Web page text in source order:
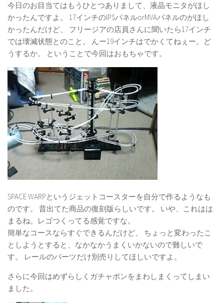
今日のお目当てはもうひとつありまして、液晶モニタがほし
かったんですよ。 17インチのIPSパネルorMVAパネルのがほし
かったんだけど、 フリージアの店員さんに聞いたら17インチ
では壊滅状態とのこと。 んー19インチはでかくてねぇー。ど
うするか。 ということで今回はおもちゃです。
SPACE WARPというジェットコースターを自分で作るようなも
のです。 昔出てた商品の復刻版らしいです。 いや、これはは
まるね。レゴつくってる感覚ですな。
簡単なコースならすぐできるんだけど、 ちょっと変わったこ
としようとすると、なかなかうまくいかないので難しいで
す。 レールのパーツだけ別売りしてほしいですよ。
さらに今回はめずらしくガチャポンをまわしまくってしまい
ました。